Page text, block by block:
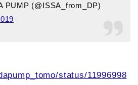
PUMP (@ISSA_from_DP)
status/11996998